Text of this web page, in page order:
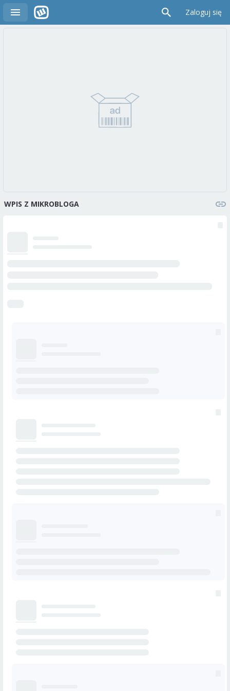
Zaloguj się
WPIS Z MIKROBLOGA